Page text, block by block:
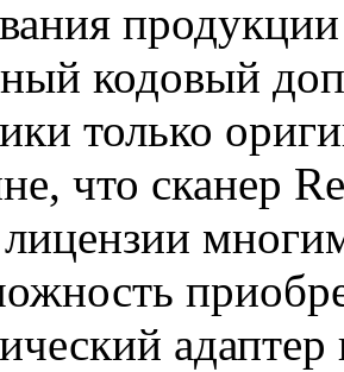
кодовый
только
что сканер
лицензии